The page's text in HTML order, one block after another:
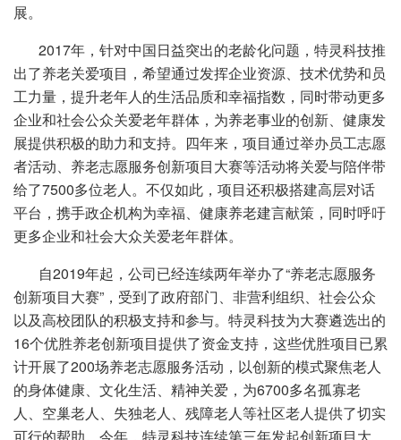
展。
2017年，针对中国日益突出的老龄化问题，特灵科技推
出了养老关爱项目，希望通过发挥企业资源、技术优势和员
工力量，提升老年人的生活品质和幸福指数，同时带动更多
企业和社会公众关爱老年群体，为养老事业的创新、健康发
展提供积极的助力和支持。四年来，项目通过举办员工志愿
者活动、养老志愿服务创新项目大赛等活动将关爱与陪伴带
给了7500多位老人。不仅如此，项目还积极搭建高层对话
平台，携手政企机构为幸福、健康养老建言献策，同时呼吁
更多企业和社会大众关爱老年群体。
自2019年起，公司已经连续两年举办了“养老志愿服务
创新项目大赛”，受到了政府部门、非营利组织、社会公众
以及高校团队的积极支持和参与。特灵科技为大赛遴选出的
16个优胜养老创新项目提供了资金支持，这些优胜项目已累
计开展了200场养老志愿服务活动，以创新的模式聚焦老人
的身体健康、文化生活、精神关爱，为6700多名孤寡老
人、空巢老人、失独老人、残障老人等社区老人提供了切实
可行的帮助。今年，特灵科技连续第三年发起创新项目大